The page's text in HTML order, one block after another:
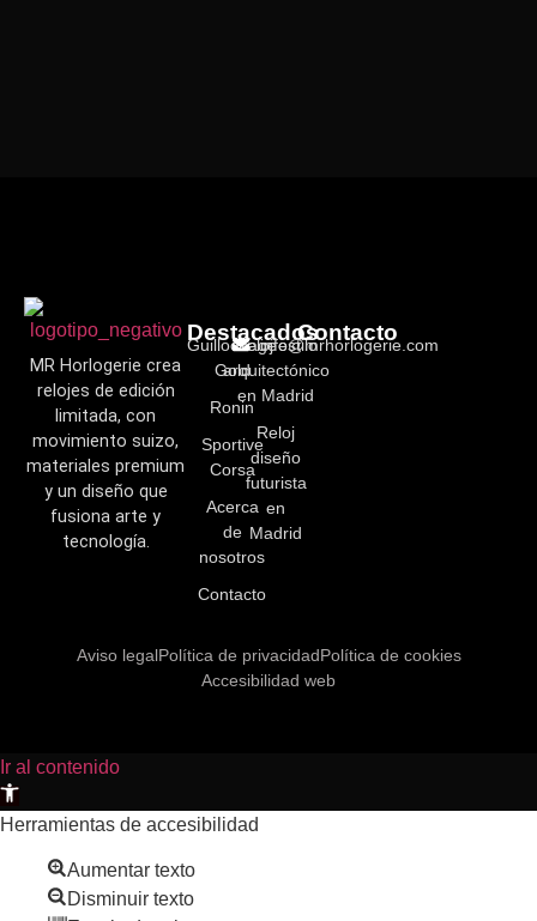
MR Horlogerie crea
relojes de edición
limitada, con
movimiento suizo,
materiales premium
y un diseño que
fusiona arte y
tecnología.
Destacados
Guillochage
Gold
Ronin
Sportive
Corsa
Acerca
de
nosotros
Contacto
Reloj estilo
arquitectónico
en Madrid
Reloj
diseño
futurista
en
Madrid
Contacto
info@mrhorlogerie.com
Aviso legalPolítica de privacidadPolítica de cookies
Accesibilidad web
Ir al contenido
Abrir
barra
herramientas
Herramientas de accesibilidad
Aumentar texto
Disminuir texto